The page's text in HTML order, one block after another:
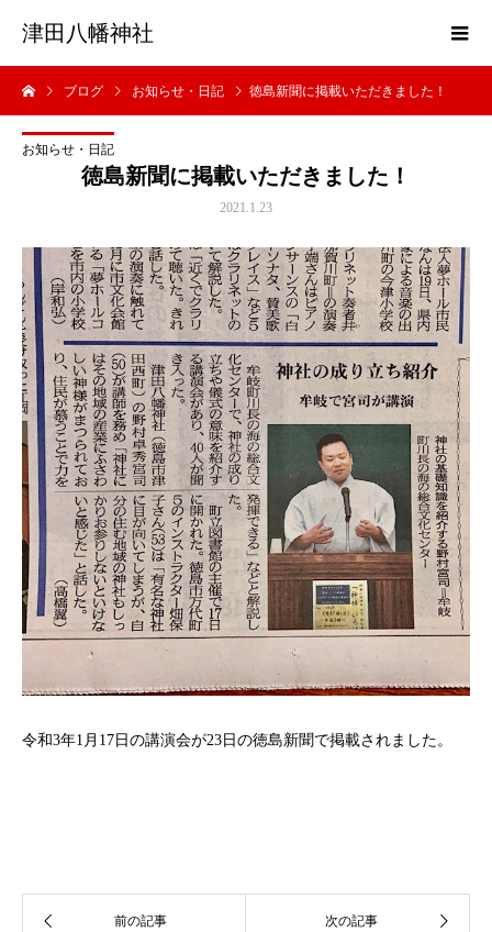
津田八幡神社
ブログ お知らせ・日記 徳島新聞に掲載いただきました！
お知らせ・日記
徳島新聞に掲載いただきました！
2021.1.23
令和3年1月17日の講演会が23日の徳島新聞で掲載されました。